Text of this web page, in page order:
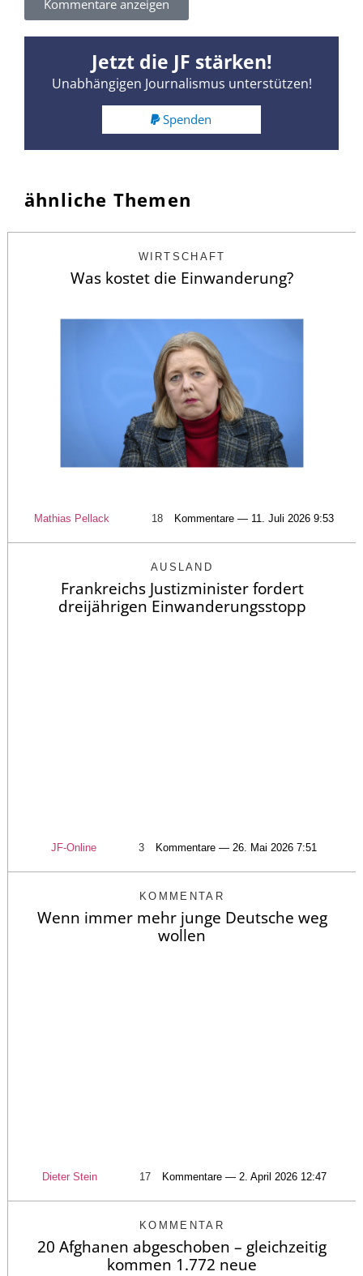
Kommentare anzeigen
Jetzt die JF stärken!
Unabhängigen Journalismus unterstützen!
Spenden
ähnliche Themen
WIRTSCHAFT
Was kostet die Einwanderung?
Mathias Pellack 18 Kommentare — 11. Juli 2026 9:53
AUSLAND
Frankreichs Justizminister fordert
dreijährigen Einwanderungsstopp
JF-Online 3 Kommentare — 26. Mai 2026 7:51
KOMMENTAR
Wenn immer mehr junge Deutsche weg
wollen
Dieter Stein 17 Kommentare — 2. April 2026 12:47
KOMMENTAR
20 Afghanen abgeschoben – gleichzeitig
kommen 1.772 neue